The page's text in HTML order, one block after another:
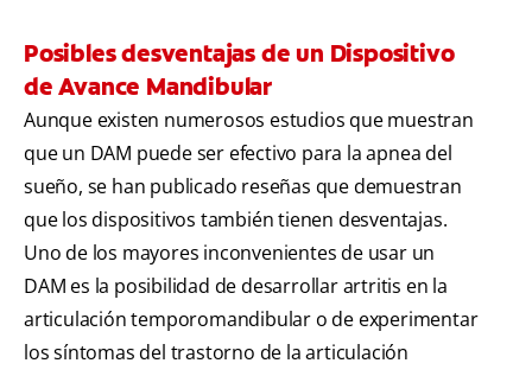
Posibles desventajas de un Dispositivo
de Avance Mandibular
Aunque existen numerosos estudios que muestran
que un DAM puede ser efectivo para la apnea del
sueño, se han publicado reseñas que demuestran
que los dispositivos también tienen desventajas.
Uno de los mayores inconvenientes de usar un
DAM es la posibilidad de desarrollar artritis en la
articulación temporomandibular o de experimentar
los síntomas del trastorno de la articulación